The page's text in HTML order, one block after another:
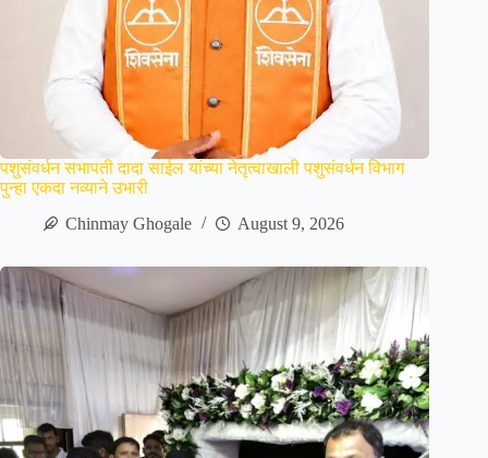
पशुसंवर्धन सभापती दादा साईल यांच्या नेतृत्वाखाली पशुसंवर्धन विभाग
पुन्हा एकदा नव्याने उभारी
Chinmay Ghogale
August 9, 2026